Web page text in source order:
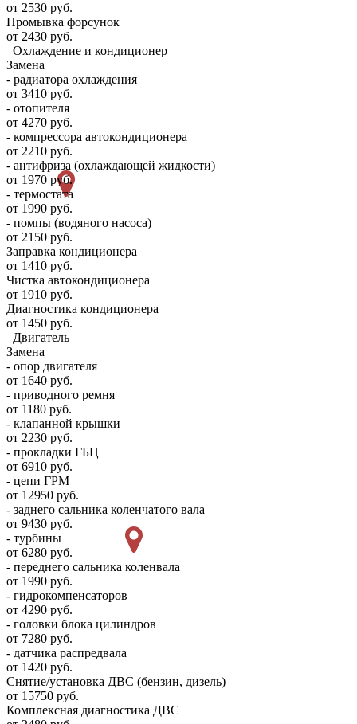
от 2530 руб.
Промывка форсунок
от 2430 руб.
Охлаждение и кондиционер
Замена
- радиатора охлаждения
от 3410 руб.
- отопителя
от 4270 руб.
- компрессора автокондиционера
от 2210 руб.
- антифриза (охлаждающей жидкости)
от 1970 руб.
- термостата
от 1990 руб.
- помпы (водяного насоса)
от 2150 руб.
Заправка кондиционера
от 1410 руб.
Чистка автокондиционера
от 1910 руб.
Диагностика кондиционера
от 1450 руб.
Двигатель
Замена
- опор двигателя
от 1640 руб.
- приводного ремня
от 1180 руб.
- клапанной крышки
от 2230 руб.
- прокладки ГБЦ
от 6910 руб.
- цепи ГРМ
от 12950 руб.
- заднего сальника коленчатого вала
от 9430 руб.
- турбины
от 6280 руб.
- переднего сальника коленвала
от 1990 руб.
- гидрокомпенсаторов
от 4290 руб.
- головки блока цилиндров
от 7280 руб.
- датчика распредвала
от 1420 руб.
Снятие/установка ДВС (бензин, дизель)
от 15750 руб.
Комплексная диагностика ДВС